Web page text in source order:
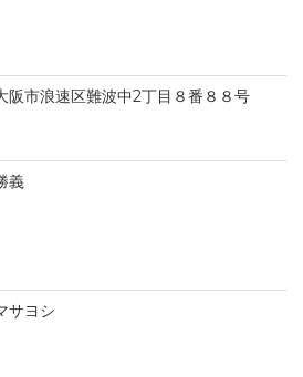
阪市浪速区難波中2丁目８番８８号
義
ヨシ